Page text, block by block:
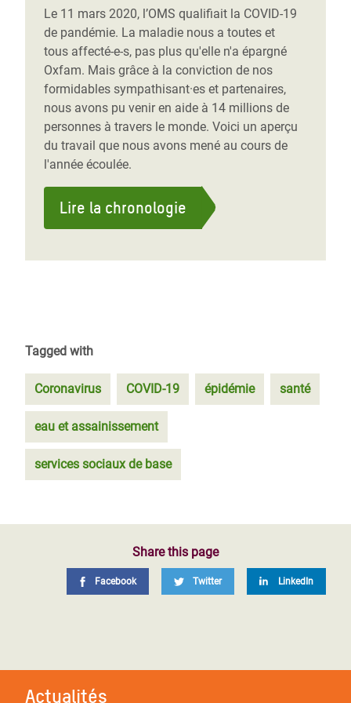
Le 11 mars 2020, l’OMS qualifiait la COVID-19
de pandémie. La maladie nous a toutes et
tous affecté-e-s, pas plus qu'elle n'a épargné
Oxfam. Mais grâce à la conviction de nos
formidables sympathisant·es et partenaires,
nous avons pu venir en aide à 14 millions de
personnes à travers le monde. Voici un aperçu
du travail que nous avons mené au cours de
l'année écoulée.
Lire la chronologie
Tagged with
Coronavirus COVID-19 épidémie santé
eau et assainissement
services sociaux de base
Share this page
Facebook Twitter LinkedIn
Actualités